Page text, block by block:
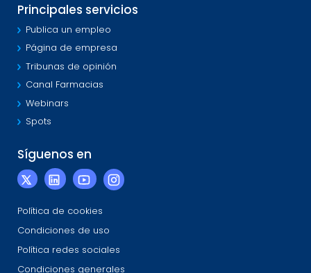
Principales servicios
Publica un empleo
Página de empresa
Tribunas de opinión
Canal Farmacias
Webinars
Spots
Síguenos en
Política de cookies
Condiciones de uso
Política redes sociales
Condiciones generales